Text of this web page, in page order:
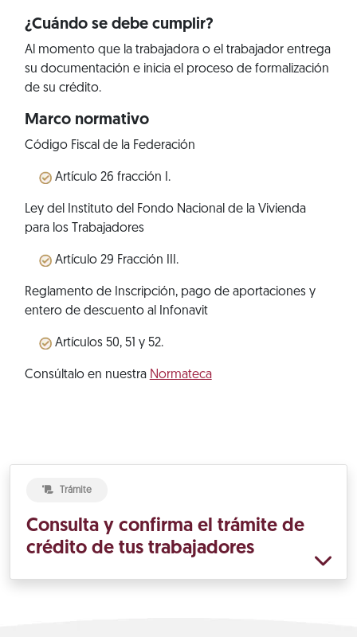
¿Cuándo se debe cumplir?
Al momento que la trabajadora o el trabajador entrega
su documentación e inicia el proceso de formalización
de su crédito.
Marco normativo
Código Fiscal de la Federación
Artículo 26 fracción I.
Ley del Instituto del Fondo Nacional de la Vivienda
para los Trabajadores
Artículo 29 Fracción III.
Reglamento de Inscripción, pago de aportaciones y
entero de descuento al Infonavit
Artículos 50, 51 y 52.
Consúltalo en nuestra Normateca
Trámite
Consulta y confirma el trámite de
crédito de tus trabajadores